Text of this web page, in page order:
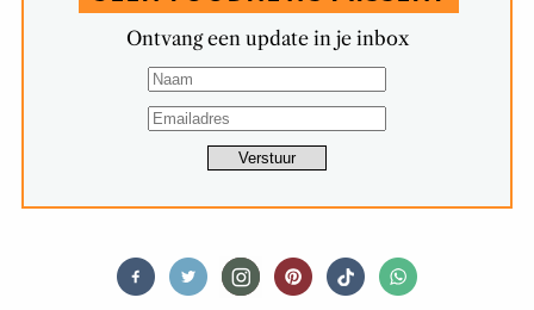
Ontvang een update in je inbox